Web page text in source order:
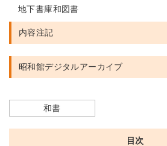
地下書庫和図書
内容注記
昭和館デジタルアーカイブ
和書
目次